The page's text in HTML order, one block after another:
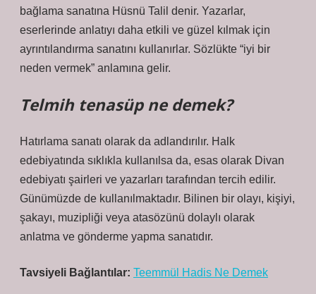
bağlama sanatına Hüsnü Talil denir. Yazarlar,
eserlerinde anlatıyı daha etkili ve güzel kılmak için
ayrıntılandırma sanatını kullanırlar. Sözlükte “iyi bir
neden vermek” anlamına gelir.
Telmih tenasüp ne demek?
Hatırlama sanatı olarak da adlandırılır. Halk
edebiyatında sıklıkla kullanılsa da, esas olarak Divan
edebiyatı şairleri ve yazarları tarafından tercih edilir.
Günümüzde de kullanılmaktadır. Bilinen bir olayı, kişiyi,
şakayı, muzipliği veya atasözünü dolaylı olarak
anlatma ve gönderme yapma sanatıdır.
Tavsiyeli Bağlantılar: Teemmül Hadis Ne Demek